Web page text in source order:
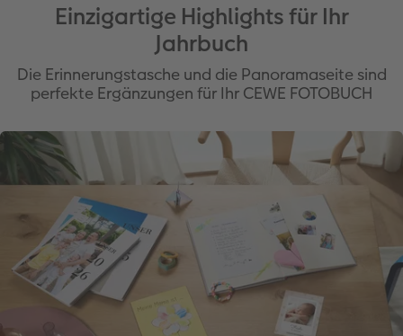
Einzigartige Highlights für Ihr
Jahrbuch
Die Erinnerungstasche und die Panoramaseite sind
perfekte Ergänzungen für Ihr CEWE FOTOBUCH